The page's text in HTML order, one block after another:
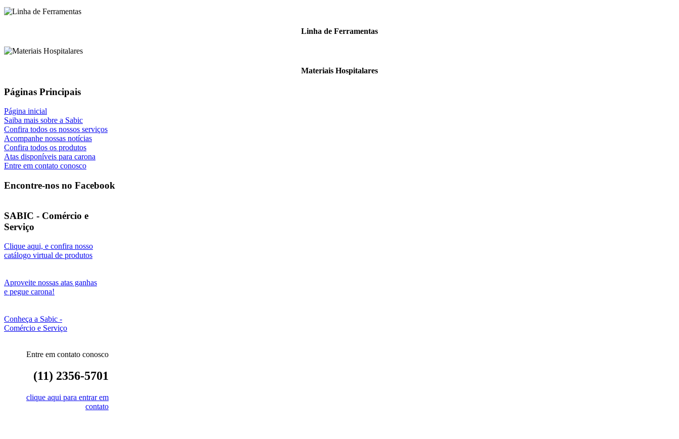
Linha de Ferramentas
Materiais Hospitalares
Páginas Principais
Página inicial
Saiba mais sobre a Sabic
Confira todos os nossos serviços
Acompanhe nossas notícias
Confira todos os produtos
Atas disponíveis para carona
Entre em contato conosco
Encontre-nos no Facebook
SABIC - Comércio e
Serviço
Clique aqui, e confira nosso
catálogo virtual de produtos
Aproveite nossas atas ganhas
e pegue carona!
Conheça a Sabic -
Comércio e Serviço
Entre em contato conosco
(11) 2356-5701
clique aqui para entrar em
contato